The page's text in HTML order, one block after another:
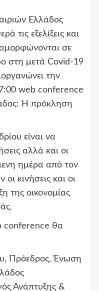
Ελλάδος
τις εξελίξεις και
σε
στη μετά Covid-19
την
web conference
Η πρόκληση
είναι να
αλλά και οι
ημέρα από τον
κινήσεις και οι
της οικονομίας
conference θα
Πρόεδρος, Ένωση
Ανάπτυξης &